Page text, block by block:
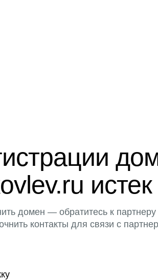
истек
домен — обратитесь к
контакты для связи с